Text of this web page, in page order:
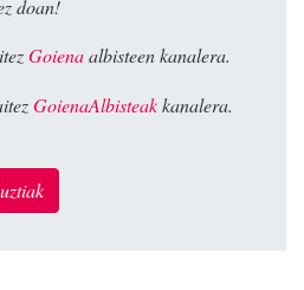
doan!
Goienaalbisteen kanalera.
GoienaAlbisteakkanalera.